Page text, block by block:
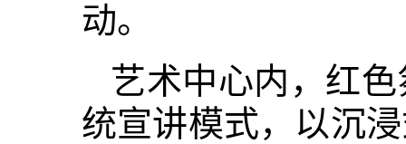
动。
艺术中心内，红
统宣讲模式，以沉